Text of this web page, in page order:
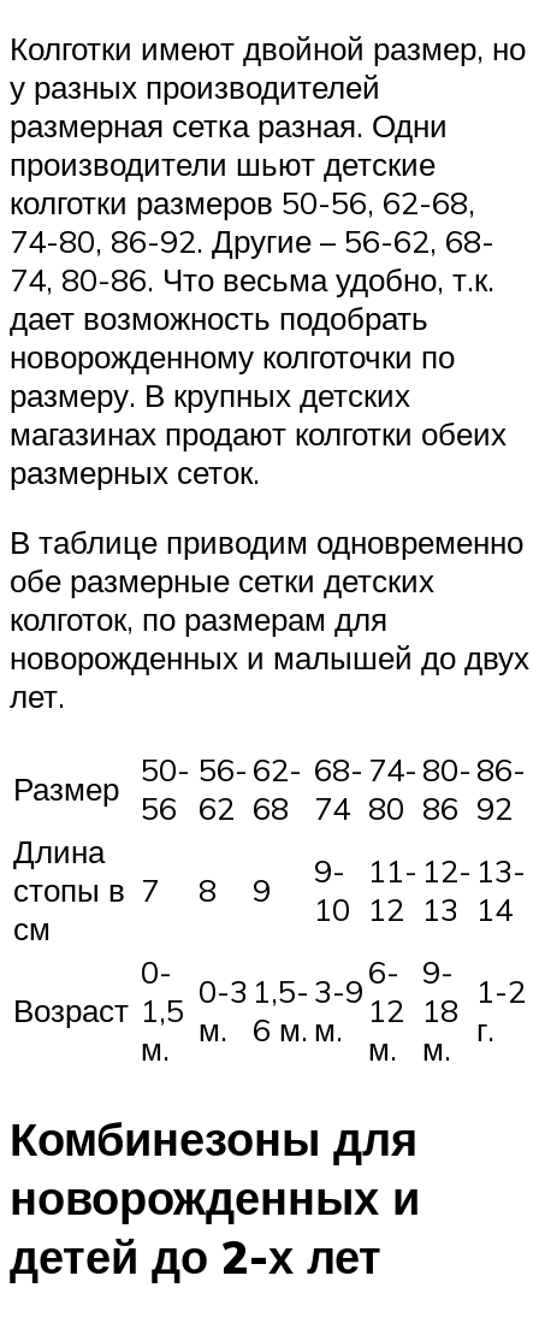
Колготки имеют двойной размер, но
у разных производителей
размерная сетка разная. Одни
производители шьют детские
колготки размеров 50-56, 62-68,
74-80, 86-92. Другие – 56-62, 68-
74, 80-86. Что весьма удобно, т.к.
дает возможность подобрать
новорожденному колготочки по
размеру. В крупных детских
магазинах продают колготки обеих
размерных сеток.
В таблице приводим одновременно
обе размерные сетки детских
колготок, по размерам для
новорожденных и малышей до двух
лет.
Размер 50-
56
56-
62
62-
68
68-
74
74-
80
80-
86
86-
92
Длина
стопы в
см
7 8 9
9-
10
11-
12
12-
13
13-
14
Возраст
0-
1,5
м.
0-3
м.
1,5-
6 м.
3-9
м.
6-
12
м.
9-
18
м.
1-2
г.
Комбинезоны для
новорожденных и
детей до 2-х лет